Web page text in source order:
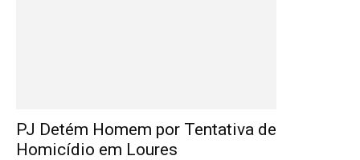
PJ Detém Homem por Tentativa de
Homicídio em Loures